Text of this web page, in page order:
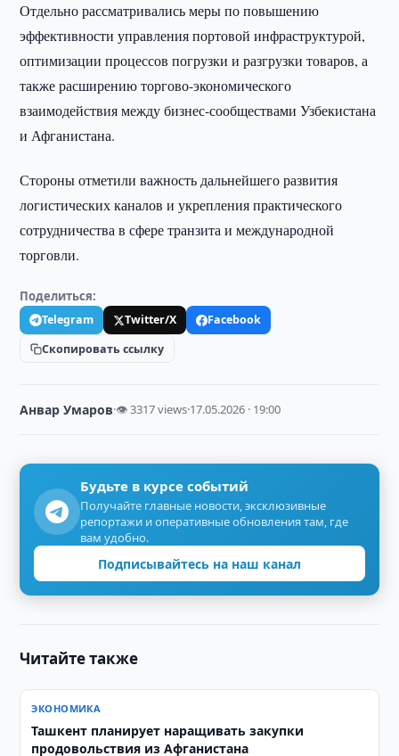
Отдельно рассматривались меры по повышению
эффективности управления портовой инфраструктурой,
оптимизации процессов погрузки и разгрузки товаров, а
также расширению торгово-экономического
взаимодействия между бизнес-сообществами Узбекистана
и Афганистана.
Стороны отметили важность дальнейшего развития
логистических каналов и укрепления практического
сотрудничества в сфере транзита и международной
торговли.
Поделиться:
Telegram Twitter/X
Facebook
Скопировать ссылку
Анвар Умаров·👁 3317 views·17.05.2026 · 19:00
Будьте в курсе событий
Получайте главные новости, эксклюзивные
репортажи и оперативные обновления там, где
вам удобно.
Подписывайтесь на наш канал
Читайте также
ЭКОНОМИКА
Ташкент планирует наращивать закупки
продовольствия из Афганистана